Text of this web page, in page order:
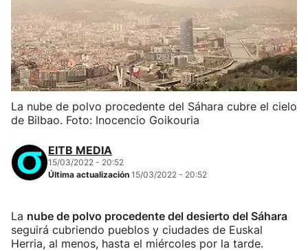
La nube de polvo procedente del Sáhara cubre el cielo
de Bilbao. Foto: Inocencio Goikouria
EITB MEDIA
15/03/2022 - 20:52
Última actualización 15/03/2022 - 20:52
La nube de polvo procedente del desierto del Sáhara
seguirá cubriendo pueblos y ciudades de Euskal
Herria, al menos, hasta el miércoles por la tarde.